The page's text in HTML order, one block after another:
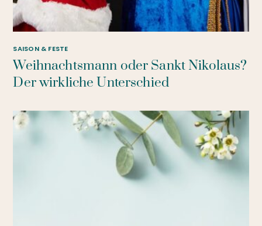
SAISON & FESTE
Weihnachtsmann oder Sankt Nikolaus?
Der wirkliche Unterschied